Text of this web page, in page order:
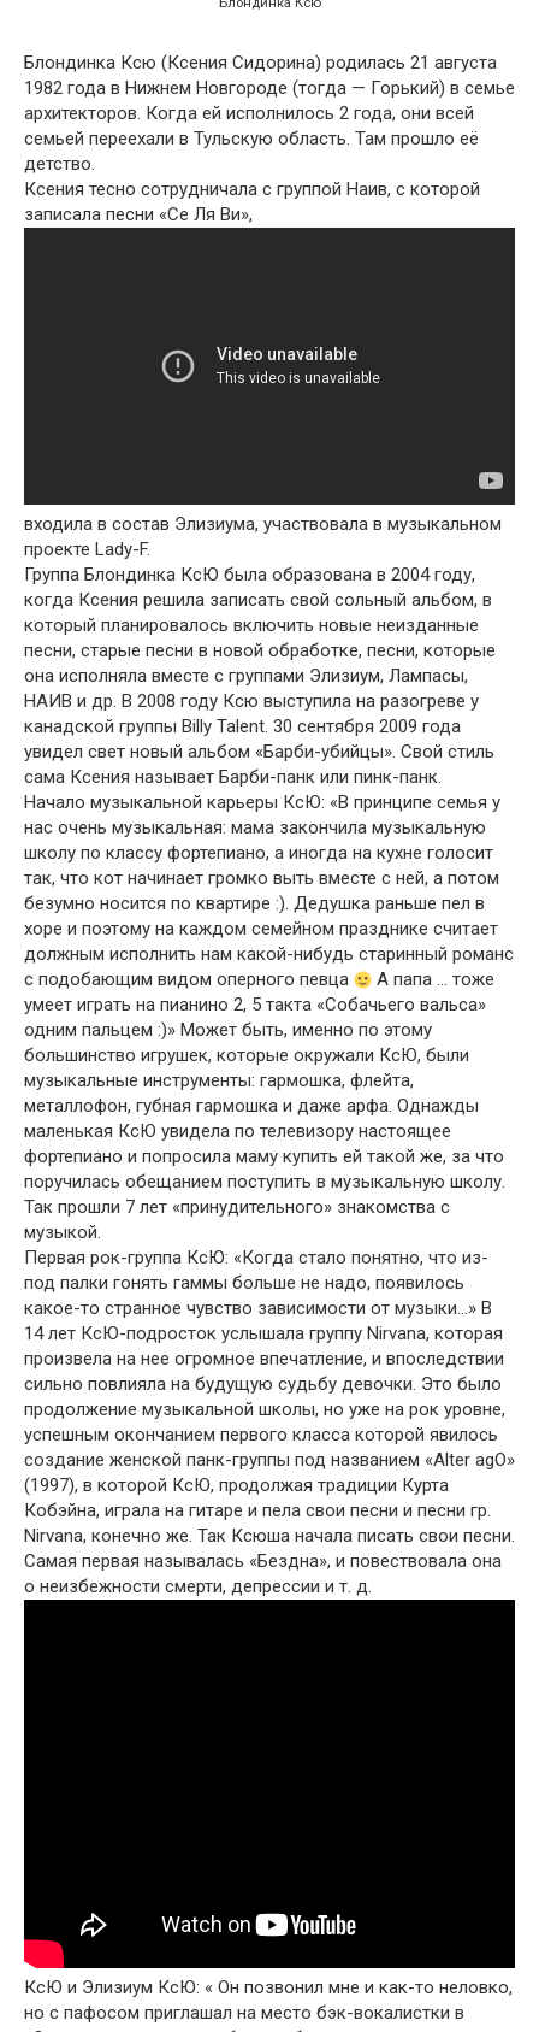
Блондинка Ксю (Ксения Сидорина) родилась 21 августа
1982 года в Нижнем Новгороде (тогда — Горький) в семье
архитекторов. Когда ей исполнилось 2 года, они всей
семьей переехали в Тульскую область. Там прошло её
детство.
Ксения тесно сотрудничала с группой Наив, с которой
записала песни «Се Ля Ви»,
входила в состав Элизиума, участвовала в музыкальном
проекте Lady-F.
Группа Блондинка КсЮ была образована в 2004 году,
когда Ксения решила записать свой сольный альбом, в
который планировалось включить новые неизданные
песни, старые песни в новой обработке, песни, которые
она исполняла вместе с группами Элизиум, Лампасы,
НАИВ и др. В 2008 году Ксю выступила на разогреве у
канадской группы Billy Talent. 30 сентября 2009 года
увидел свет новый альбом «Барби-убийцы». Свой стиль
сама Ксения называет Барби-панк или пинк-панк.
Начало музыкальной карьеры КсЮ: «В принципе семья у
нас очень музыкальная: мама закончила музыкальную
школу по классу фортепиано, а иногда на кухне голосит
так, что кот начинает громко выть вместе с ней, а потом
безумно носится по квартире :). Дедушка раньше пел в
хоре и поэтому на каждом семейном празднике считает
должным исполнить нам какой-нибудь старинный романс
с подобающим видом оперного певца
А папа … тоже
умеет играть на пианино 2, 5 такта «Собачьего вальса»
одним пальцем :)» Может быть, именно по этому
большинство игрушек, которые окружали КсЮ, были
музыкальные инструменты: гармошка, флейта,
металлофон, губная гармошка и даже арфа. Однажды
маленькая КсЮ увидела по телевизору настоящее
фортепиано и попросила маму купить ей такой же, за что
поручилась обещанием поступить в музыкальную школу.
Так прошли 7 лет «принудительного» знакомства с
музыкой.
Первая рок-группа КсЮ: «Когда стало понятно, что из-
под палки гонять гаммы больше не надо, появилось
какое-то странное чувство зависимости от музыки…» В
14 лет КсЮ-подросток услышала группу Nirvana, которая
произвела на нее огромное впечатление, и впоследствии
сильно повлияла на будущую судьбу девочки. Это было
продолжение музыкальной школы, но уже на рок уровне,
успешным окончанием первого класса которой явилось
создание женской панк-группы под названием «Alter agO»
(1997), в которой КсЮ, продолжая традиции Курта
Кобэйна, играла на гитаре и пела свои песни и песни гр.
Nirvana, конечно же. Так Ксюша начала писать свои песни.
Самая первая называлась «Бездна», и повествовала она
о неизбежности смерти, депрессии и т. д.
КсЮ и Элизиум КсЮ: « Он позвонил мне и как-то неловко,
но с пафосом приглашал на место бэк-вокалистки в